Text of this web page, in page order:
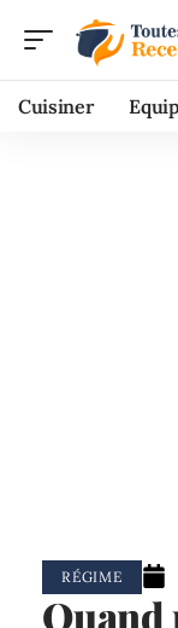
Cuisiner
RÉGIME
Quand